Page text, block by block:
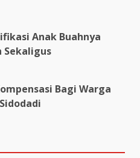
Anak Buahnya
Sekaligus
Bagi Warga